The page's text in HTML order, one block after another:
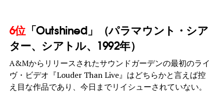
6位 「Outshined」（パラマウント・シア
ター、シアトル、1992年）
A&Mからリリースされたサウンドガーデンの最初のライ
ヴ・ビデオ『Louder Than Live』はどちらかと言えば控
え目な作品であり、今日までリイシューされていない。